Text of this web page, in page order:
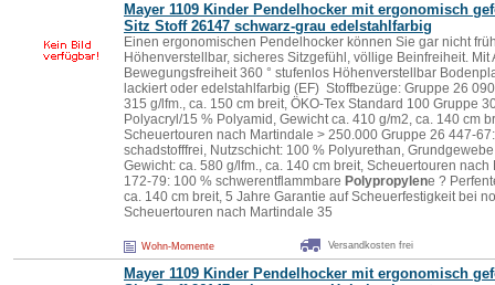
Mayer 1109 Kinder Pendelhocker mit ergonomisch
Sitz Stoff 26147 schwarz-grau edelstahlfarbig
Einen ergonomischen Pendelhocker können Sie gar nicht
Höhenverstellbar, sicheres Sitzgefühl, völlige Beinfreiheit.
Bewegungsfreiheit 360 ° stufenlos Höhenverstellbar
lackiert oder edelstahlfarbig (EF) Stoffbezüge: Gruppe 26
315 g/lfm., ca. 150 cm breit, ÖKO-Tex Standard 100 Gruppe
Polyacryl/15 % Polyamid, Gewicht ca. 410 g/m2, ca. 140 cm
Scheuertouren nach Martindale > 250.000 Gruppe 26 447-
schadstofffrei, Nutzschicht: 100 % Polyurethan,
Gewicht: ca. 580 g/lfm., ca. 140 cm breit, Scheuertouren
172-79: 100 % schwerentflammbare Polypropylene ?
ca. 140 cm breit, 5 Jahre Garantie auf Scheuerfestigkeit bei
Scheuertouren nach Martindale 35
Wohn-Momente Versandkosten frei
Mayer 1109 Kinder Pendelhocker mit ergonomisch